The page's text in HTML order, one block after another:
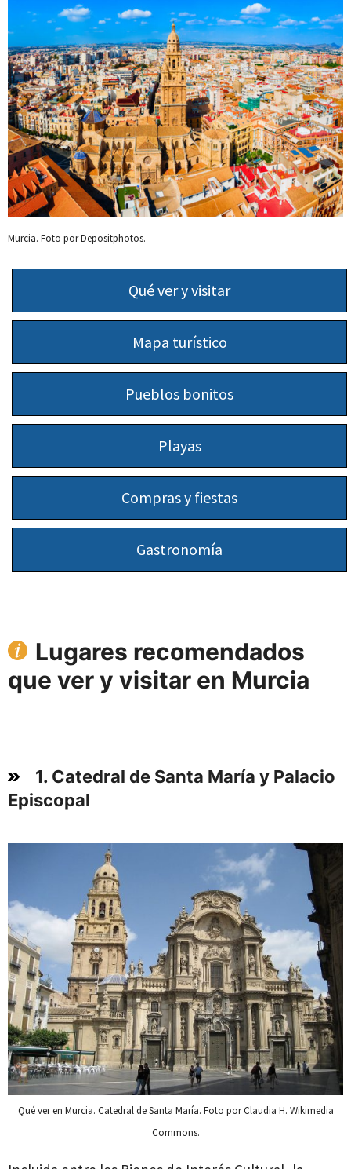
Murcia. Foto por Depositphotos.
Qué ver y visitar
Mapa turístico
Pueblos bonitos
Playas
Compras y fiestas
Gastronomía
Lugares recomendados
que ver y visitar en Murcia
1. Catedral de Santa María y Palacio
Episcopal
Qué ver en Murcia. Catedral de Santa María. Foto por Claudia H. Wikimedia
Commons.